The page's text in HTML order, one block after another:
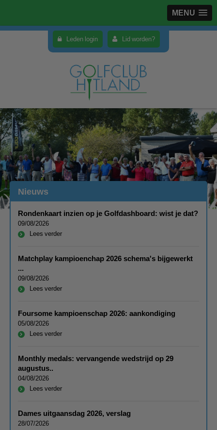
MENU
Leden login Lid worden?
Nieuws
Rondenkaart inzien op je Golfdashboard: wist je dat?
09/08/2026
Lees verder
Matchplay kampioenchap 2026 schema's bijgewerkt
...
09/08/2026
Lees verder
Foursome kampioenschap 2026: aankondiging
05/08/2026
Lees verder
Monthly medals: vervangende wedstrijd op 29
augustus..
04/08/2026
Lees verder
Dames uitgaansdag 2026, verslag
28/07/2026